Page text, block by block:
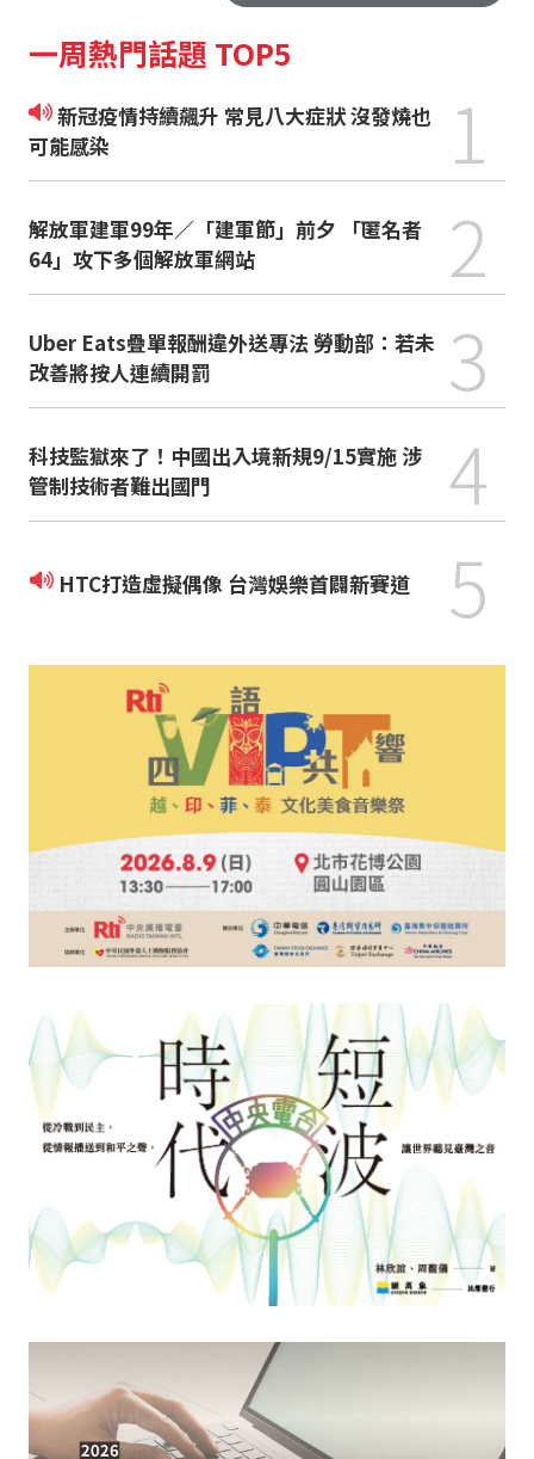
一周熱門話題 TOP5
新冠疫情持續飆升 常見八大症狀 沒發燒也
可能感染
1
解放軍建軍99年／「建軍節」前夕 「匿名者
64」攻下多個解放軍網站
2
Uber Eats疊單報酬違外送專法 勞動部：若未
改善將按人連續開罰
3
科技監獄來了！中國出入境新規9/15實施 涉
管制技術者難出國門
4
HTC打造虛擬偶像 台灣娛樂首闢新賽道 5